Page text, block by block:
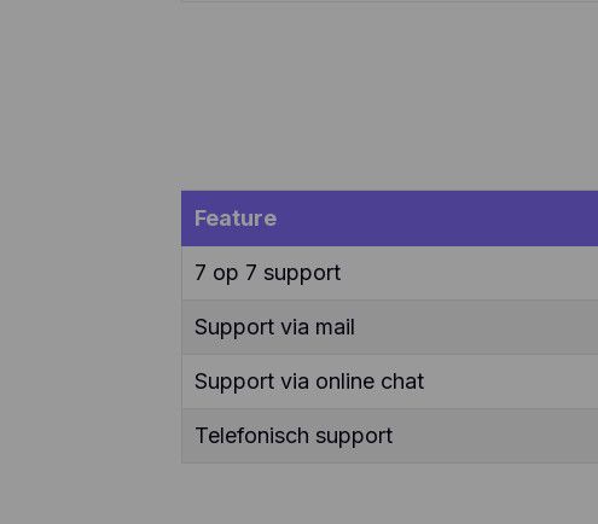
Feature
7 op 7 support
Support via mail
Support via online chat
Telefonisch support